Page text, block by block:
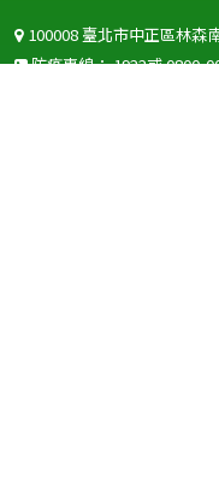
100008 臺北市中正區林森
防疫專線：1922或0800-